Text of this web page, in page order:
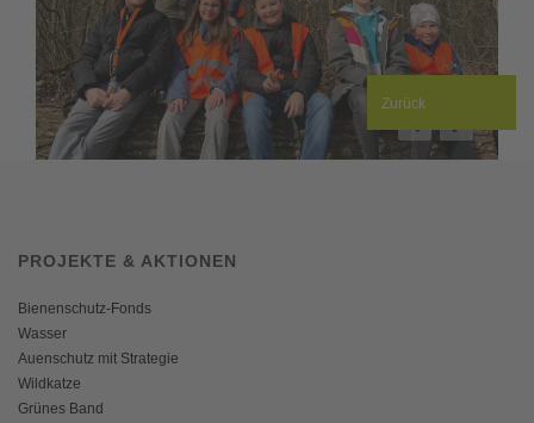
Zurück
PROJEKTE & AKTIONEN
Bienenschutz-Fonds
Wasser
Auenschutz mit Strategie
Wildkatze
Grünes Band